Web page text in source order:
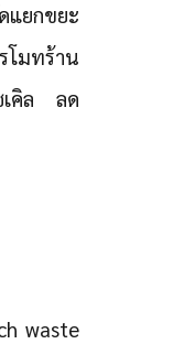
แยกขยะ
โมทร้าน
เคิล ลด
waste